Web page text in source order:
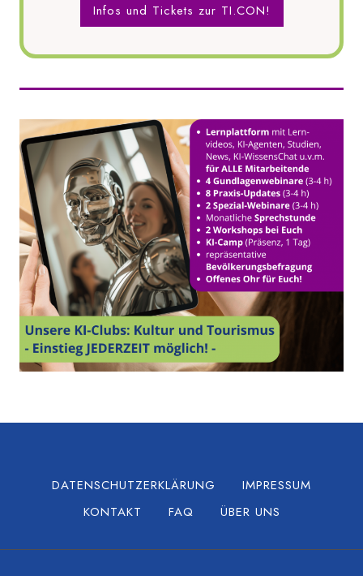
Infos und Tickets zur TI.CON!
DATENSCHUTZERKLÄRUNG
IMPRESSUM
KONTAKT
FAQ ÜBER UNS